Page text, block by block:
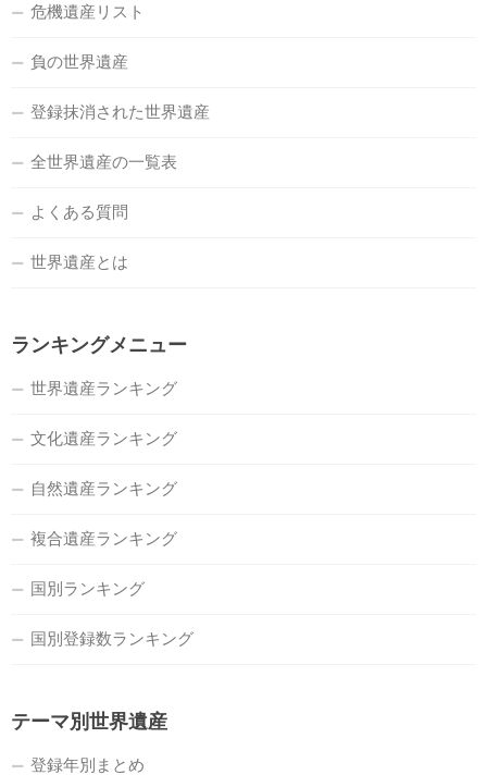
危機遺産リスト
負の世界遺産
登録抹消された世界遺産
全世界遺産の一覧表
よくある質問
世界遺産とは
ランキングメニュー
世界遺産ランキング
文化遺産ランキング
自然遺産ランキング
複合遺産ランキング
国別ランキング
国別登録数ランキング
テーマ別世界遺産
登録年別まとめ